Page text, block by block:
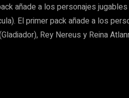
añade a los personajes
El primer pack añade a los
Rey Nereus y Reina